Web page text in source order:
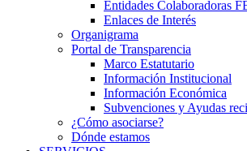
Entidades Colaboradoras
Enlaces de Interés
Organigrama
Portal de Transparencia
Marco Estatutario
Información Institucional
Información Económica
Subvenciones y Ayudas
¿Cómo asociarse?
Dónde estamos